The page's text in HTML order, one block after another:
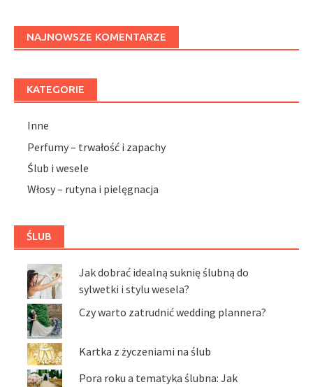
NAJNOWSZE KOMENTARZE
KATEGORIE
Inne
Perfumy – trwałość i zapachy
Ślub i wesele
Włosy – rutyna i pielęgnacja
ŚLUB
Jak dobrać idealną suknię ślubną do
sylwetki i stylu wesela?
Czy warto zatrudnić wedding plannera?
Kartka z życzeniami na ślub
Pora roku a tematyka ślubna: Jak